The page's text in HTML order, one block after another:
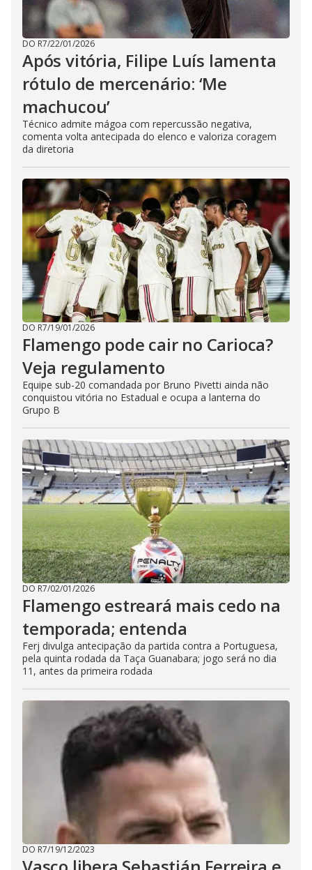
DO R7/22/01/2026
Após vitória, Filipe Luís lamenta
rótulo de mercenário: ‘Me
machucou’
Técnico admite mágoa com repercussão negativa,
comenta volta antecipada do elenco e valoriza coragem
da diretoria
DO R7/19/01/2026
Flamengo pode cair no Carioca?
Veja regulamento
Equipe sub-20 comandada por Bruno Pivetti ainda não
conquistou vitória no Estadual e ocupa a lanterna do
Grupo B
DO R7/02/01/2026
Flamengo estreará mais cedo na
temporada; entenda
Ferj divulga antecipação da partida contra a Portuguesa,
pela quinta rodada da Taça Guanabara; jogo será no dia
11, antes da primeira rodada
DO R7/19/12/2023